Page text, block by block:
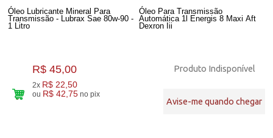
Óleo Lubricante Mineral Para
Transmissão - Lubrax Sae 80w-90 -
1 Litro
R$ 45,00
2x R$ 22,50
ou R$ 42,75 no pix
Óleo Para Transmissão
Automática 1l Energis 8 Maxi Aft
Dexron Iii
Produto Indisponível
Avise-me quando chegar